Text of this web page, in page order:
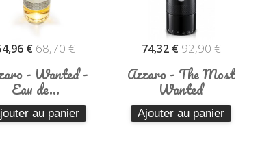
€68,70 €
- Wanted -
Eau de...
au panier
74,32 €92,90 €
Azzaro - The Most
Wanted
Ajouter au panier